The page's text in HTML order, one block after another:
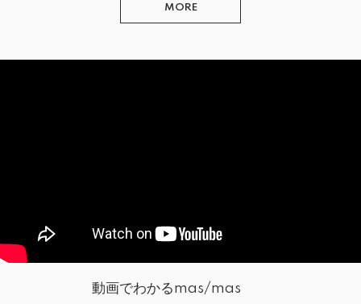
MORE
動画でわかるmas/mas